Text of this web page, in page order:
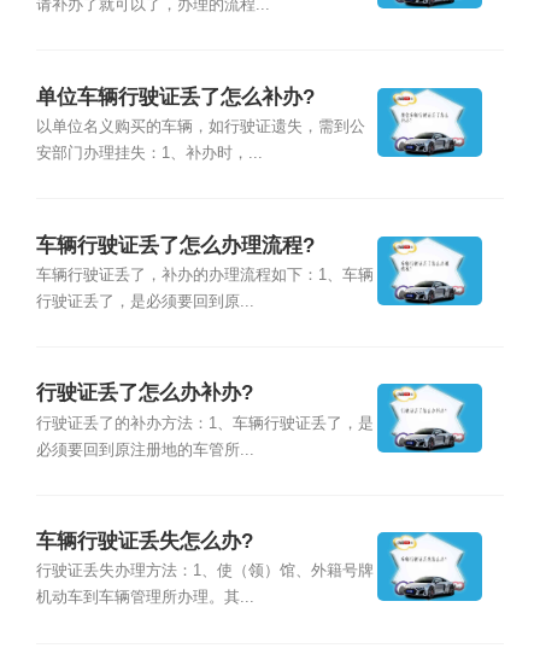
请补办了就可以了，办理的流程...
单位车辆行驶证丢了怎么补办?
以单位名义购买的车辆，如行驶证遗失，需到公
安部门办理挂失：1、补办时，...
车辆行驶证丢了怎么办理流程?
车辆行驶证丢了，补办的办理流程如下：1、车辆
行驶证丢了，是必须要回到原...
行驶证丢了怎么办补办?
行驶证丢了的补办方法：1、车辆行驶证丢了，是
必须要回到原注册地的车管所...
车辆行驶证丢失怎么办?
行驶证丢失办理方法：1、使（领）馆、外籍号牌
机动车到车辆管理所办理。其...